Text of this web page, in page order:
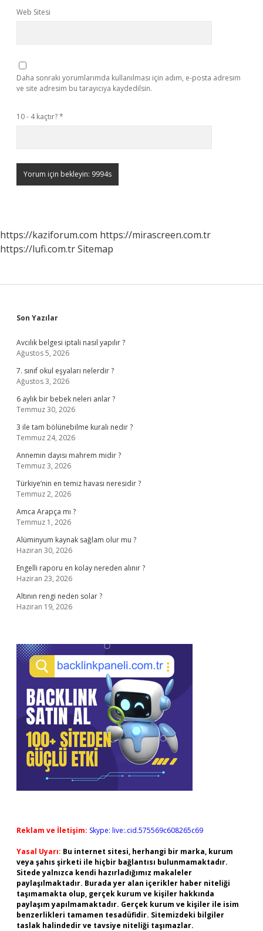
Web Sitesi
Daha sonraki yorumlarımda kullanılması için adım, e-posta adresim
ve site adresim bu tarayıcıya kaydedilsin.
10 - 4 kaçtır?*
https://kaziforum.com https://mirascreen.com.tr
https://lufi.com.trSitemap
Sidebar
Son Yazılar
Avcılık belgesi iptali nasıl yapılır ?
Ağustos 5, 2026
7. sınıf okul eşyaları nelerdir ?
Ağustos 3, 2026
6 aylık bir bebek neleri anlar ?
Temmuz 30, 2026
3 ile tam bölünebilme kuralı nedir ?
Temmuz 24, 2026
Annemin dayısı mahrem midir ?
Temmuz 3, 2026
Türkiye’nin en temiz havası neresidir ?
Temmuz 2, 2026
Amca Arapça mı ?
Temmuz 1, 2026
Alüminyum kaynak sağlam olur mu ?
Haziran 30, 2026
Engelli raporu en kolay nereden alınır ?
Haziran 23, 2026
Altının rengi neden solar ?
Haziran 19, 2026
Reklam ve İletişim: Skype: live:.cid.575569c608265c69
Yasal Uyarı: Bu internet sitesi, herhangi bir marka, kurum
veya şahıs şirketi ile hiçbir bağlantısı bulunmamaktadır.
Sitede yalnızca kendi hazırladığımız makaleler
paylaşılmaktadır. Burada yer alan içerikler haber niteliği
taşımamakta olup, gerçek kurum ve kişiler hakkında
paylaşım yapılmamaktadır. Gerçek kurum ve kişiler ile isim
benzerlikleri tamamen tesadüfidir. Sitemizdeki bilgiler
taslak halindedir ve tavsiye niteliği taşımazlar.